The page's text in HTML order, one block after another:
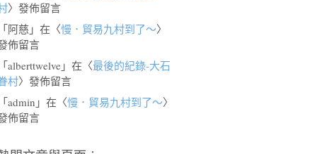
〉發佈留言
阿慈 」在〈慢．貿易九村到了～〉
佈留言
alberttwelve 」在〈最後的紀錄-大石
村〉發佈留言
admin 」在〈慢．貿易九村到了～〉
佈留言